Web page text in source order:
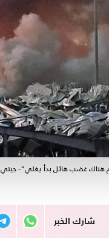
هناك غضب هائل بدأ يغلي"- جيتي
شارك الخبر